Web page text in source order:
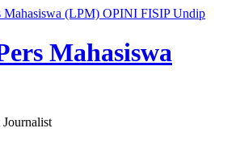
Mahasiswa